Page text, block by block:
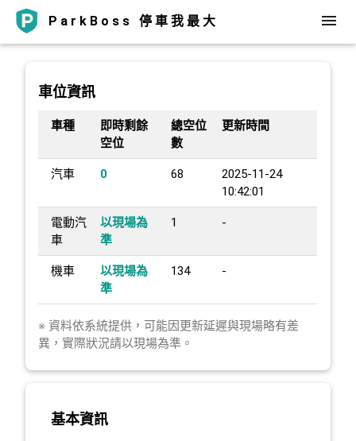
ParkBoss 停車我最大
車位資訊
車種
即時剩餘
空位
總空位
數
更新時間
汽車 0 68
2025-11-24
10:42:01
電動汽
車
以現場為
準
1 -
機車
以現場為
準
134 -
※ 資料依系統提供，可能因更新延遲與現場略有差
異，實際狀況請以現場為準。
基本資訊